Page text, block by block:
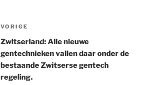
Bericht
navigatie
Vorig
bericht
VORIGE
Zwitserland: Alle nieuwe
gentechnieken vallen daar onder de
bestaande Zwitserse gentech
regeling.